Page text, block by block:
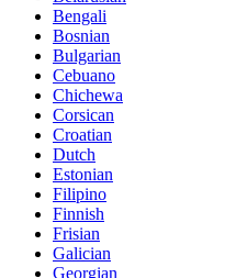
Bengali
Bosnian
Bulgarian
Cebuano
Chichewa
Corsican
Croatian
Dutch
Estonian
Filipino
Finnish
Frisian
Galician
Georgian